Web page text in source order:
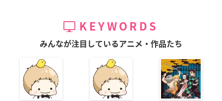
KEYWORDS
みんなが注目しているアニメ・作品たち